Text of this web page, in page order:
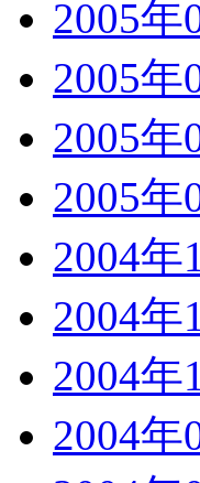
2005年
2005年
2005年
2005年
2004年
2004年
2004年
2004年